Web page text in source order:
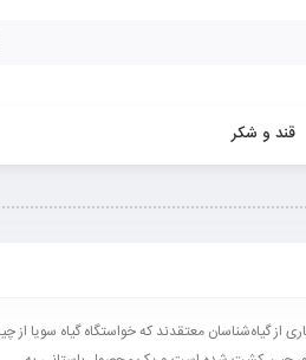
قند و شکر
گیاه‌شناسان معتقدند که خواستگاه گیاه سویا از